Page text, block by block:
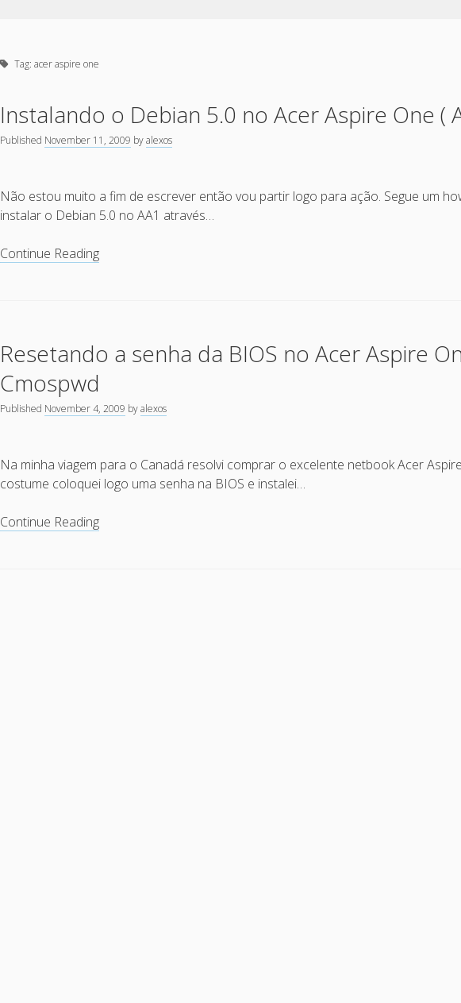
Tag:acer aspire one
Instalando o Debian 5.0 no Acer Aspire One (
Published November 11, 2009 byalexos
Não estou muito a fim de escrever então vou partir logo para ação. Segue um
instalar o Debian 5.0 no AA1 através…
Continue ReadingInstalando
Acer
Aspire
Resetando a senha da BIOS no Acer Aspire
Cmospwd
Published November 4, 2009 byalexos
Na minha viagem para o Canadá resolvi comprar o excelente netbook Acer
costume coloquei logo uma senha na BIOS e instalei…
Continue ReadingResetando